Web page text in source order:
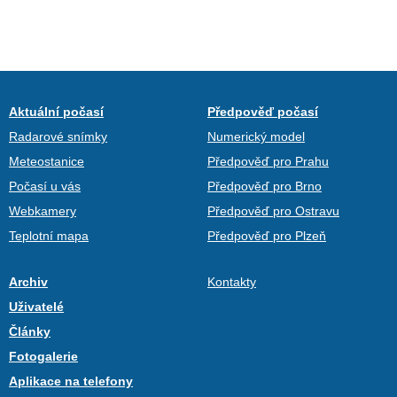
Aktuální počasí
Radarové snímky
Meteostanice
Počasí u vás
Webkamery
Teplotní mapa
Předpověď počasí
Numerický model
Předpověď pro Prahu
Předpověď pro Brno
Předpověď pro Ostravu
Předpověď pro Plzeň
Archiv
Uživatelé
Články
Fotogalerie
Aplikace na telefony
Kontakty